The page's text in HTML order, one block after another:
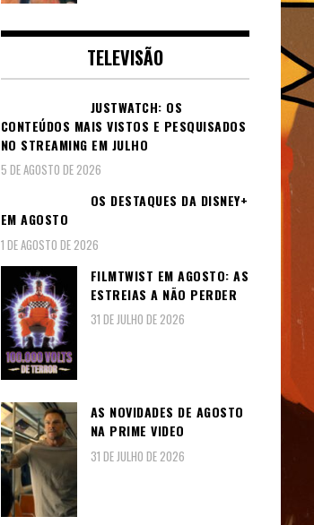
TELEVISÃO
JUSTWATCH: OS
CONTEÚDOS MAIS VISTOS E PESQUISADOS
NO STREAMING EM JULHO
5 DE AGOSTO DE 2026
OS DESTAQUES DA DISNEY+
EM AGOSTO
1 DE AGOSTO DE 2026
FILMTWIST EM AGOSTO: AS
ESTREIAS A NÃO PERDER
31 DE JULHO DE 2026
AS NOVIDADES DE AGOSTO
NA PRIME VIDEO
31 DE JULHO DE 2026